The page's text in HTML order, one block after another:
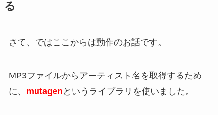
る
さて、ではここからは動作のお話です。
MP3ファイルからアーティスト名を取得するため
に、 mutagen というライブラリを使いました。